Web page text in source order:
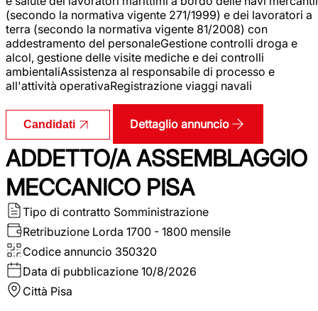
(secondo la normativa vigente 271/1999) e dei lavoratori a
terra (secondo la normativa vigente 81/2008) con
addestramento del personaleGestione controlli droga e
alcol, gestione delle visite mediche e dei controlli
ambientaliAssistenza al responsabile di processo e
all'attività operativaRegistrazione viaggi navali
Candidati Dettaglio annuncio
ADDETTO/A ASSEMBLAGGIO
MECCANICO PISA
Tipo di contratto Somministrazione
Retribuzione Lorda 1700 - 1800 mensile
Codice annuncio 350320
Data di pubblicazione 10/8/2026
Città Pisa